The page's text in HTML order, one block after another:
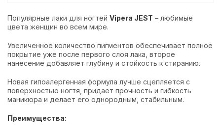
Популярные лаки для ногтей Vipera JEST – любимые
цвета женщин во всем мире.
Увеличенное количество пигментов обеспечивает полное
покрытие уже после первого слоя лака, второе
нанесение добавляет глубину и стойкость к стиранию.
Новая гипоалергенная формула лучше сцепляется с
поверхностью ногтя, придает прочность и гибкость
маникюра и делает его однородным, стабильным.
Преимущества: